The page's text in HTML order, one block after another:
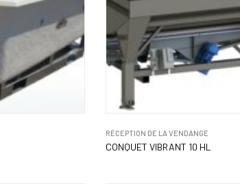
RÉCEPTION DE LA VENDANGE
CONQUET VIBRANT 10 HL